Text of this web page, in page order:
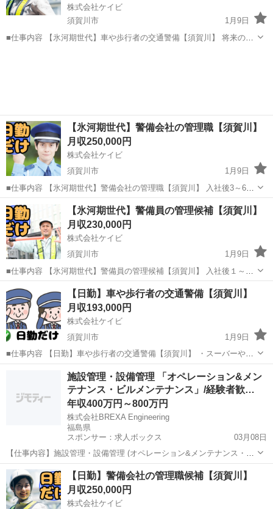
株式会社ケイビ
須賀川市
1月9日
■仕事内容 【氷河期世代】車や歩行者の交通警備【須賀川】 将来の支
【氷河期世代】警備会社の管理職【須賀川】
月収250,000円
株式会社ケイビ
須賀川市
1月9日
■仕事内容 【氷河期世代】警備会社の管理職【須賀川】 入社後3～6ヶ
月程度は、交通誘導警備業務検定２級の資格取得と当社の業務体制等
を知って頂く為に現場に出て頂きますが、その後は管理職候補とし
て、事務所にて支店長補佐な...
福島 須賀川市 警備員 業務
【氷河期世代】警備員の管理候補【須賀川】
月収230,000円
株式会社ケイビ
須賀川市
1月9日
■仕事内容 【氷河期世代】警備員の管理候補【須賀川】 入社後１～2
年は警備業務で経験を積んで頂いた後、幹部候補として事務所での管
理業務をお任せします。 【入社時】 ・交通誘導警備 、車両・歩行者
の誘導 ・駐車場...
福島 須賀川市 警備員
【日勤】車や歩行者の交通警備【須賀川】
月収193,000円
株式会社ケイビ
須賀川市
1月9日
■仕事内容 【日勤】車や歩行者の交通警備【須賀川】 ・スーバーや施
設の駐車場内での案内、誘導 ・イベント会場での人の整理、駐車場案
内 ・工事現場等での車両、歩行者の誘導 ※基本2名~3名体制で現場に
須賀川市 警備員 未経験
施設管理・設備管理 「オペレーション&メン
テナンス・ビルメンテナンス」/経験者歓…
年収400万円～800万円
株式会社BREXA Engineering
福島県
スポンサー：求人ボックス
03月08日
【仕事内容】施設管理・設備管理 (オペレーション&メンテナンス・ビ
ルメンテナンス) 年収 400万円～800万円 (経験能力考慮の上優遇) 勤務
地 秋田県 仕事内容 <職務内容> 全国の産業プラントや大規模施設にお
ける、機械設備お...
正社員
【日勤】警備会社の管理職候補【須賀川】
月収250,000円
株式会社ケイビ